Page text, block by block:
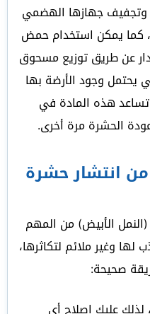
جهازها الهضمي
كما يمكن استخدام حمض
عن طريق توزيع مسحوق
يحتمل وجود الأرضة بها
تساعد هذه المادة في
الحشرة مرة أخرى.
من انتشار حشرة
الأبيض) من المهم
لها وغير ملائم لتكاثرها،
صحيحة:
لذلك عليك إصلاح أي